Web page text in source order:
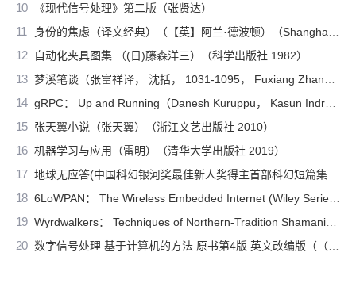
10 《现代信号处理》第二版（张贤达）
11 身份的焦虑（译文经典）（【英】阿兰·德波顿）（Shanghai Translation Publishing House 2018）
12 自动化夹具图集 （(日)藤森洋三）（科学出版社 1982）
13 梦溪笔谈（张富祥译， 沈括， 1031-1095， Fuxiang Zhang）（北京：中华书局 2009）
14 gRPC： Up and Running（Danesh Kuruppu， Kasun Indrasiri）（O’Reilly Media 2020）
15 张天翼小说（张天翼）（浙江文艺出版社 2010）
16 机器学习与应用（雷明）（清华大学出版社 2019）
17 地球无应答(中国科幻银河奖最佳新人奖得主首部科幻短篇集！改良基因会不会带来灾难？置身未来，看时间空间合伙变魔术！)（王诺诺 [王诺诺]）（湖南文艺出版社 2019）
18 6LoWPAN： The Wireless Embedded Internet (Wiley Series on Communications Networking & Distributed Systems)（Zach Shelby， Carsten Bormann）（Wiley 2010）
19 Wyrdwalkers： Techniques of Northern-Tradition Shamanism（Raven Kaldera）（2013）
20 数字信号处理 基于计算机的方法 原书第4版 英文改编版（（美）桑吉特·米特拉著；阔永红改编）（北京：电子工业出版社 2011）